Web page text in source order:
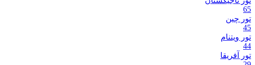
65
تور چین
45
تور ویتنام
44
تور آفریقا